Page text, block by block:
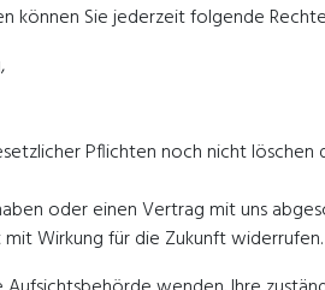
können Sie jederzeit folgende
Pflichten noch nicht löschen
oder einen Vertrag mit uns
Wirkung für die Zukunft widerrufen.